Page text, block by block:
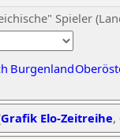
Spieler
Burgenland
Grafik Elo-Zeitreihe,